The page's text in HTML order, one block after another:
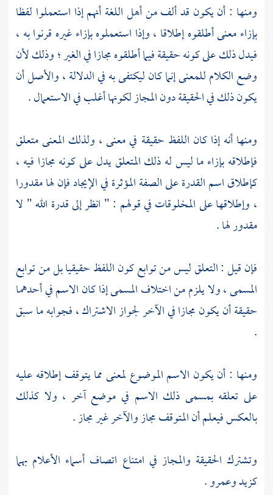
ومنها : أن يكون قد ألف من أهل اللغة أنهم إذا استعملوا لفظا
بإزاء معنى أطلقوه إطلاقا ، وإذا استعملوه بإزاء غيره قرنوا به ،
فيدل ذلك على كونه حقيقة فيما أطلقوه مجازا في الغير ؛ وذلك لأن
وضع الكلام للمعنى إنما كان ليكتفى به في الدلالة ، والأصل أن
يكون ذلك في الحقيقة دون المجاز لكونها أغلب في الاستعمال .
ومنها أنه إذا كان اللفظ حقيقة في معنى ، ولذلك المعنى متعلق
فإطلاقه بإزاء ما ليس له ذلك المتعلق يدل على كونه مجازا فيه ،
كإطلاق اسم القدرة على الصفة المؤثرة في الإيجاد فإن لها مقدورا
، وإطلاقها على المخلوقات في قولهم : " انظر إلى قدرة الله " لا
مقدور لها .
فإن قيل : التعلق ليس من توابع كون اللفظ حقيقيا بل من توابع
المسمى ، ولا يلزم من اختلاف المسمى إذا كان الاسم في أحدهما
حقيقة أن يكون مجازا في الآخر لجواز الاشتراك ، فجوابه ما سبق
.
ومنها : أن يكون الاسم الموضوع لمعنى مما يتوقف إطلاقه عليه
على تعلقه بمسمى ذلك الاسم في موضع آخر ، ولا كذلك
بالعكس فيعلم أن المتوقف مجاز والآخر غير مجاز .
وتشترك الحقيقة والمجاز في امتناع اتصاف أسماء الأعلام بهما
كزيد وعمرو .